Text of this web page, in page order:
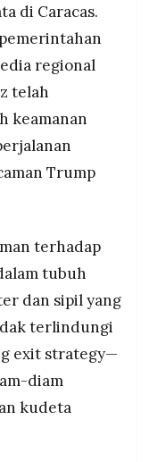
di Caracas.
regional
telah
keamanan
Trump
terhadap
tubuh
dan sipil yang
terlindungi
exit strategy—
diam
kudeta